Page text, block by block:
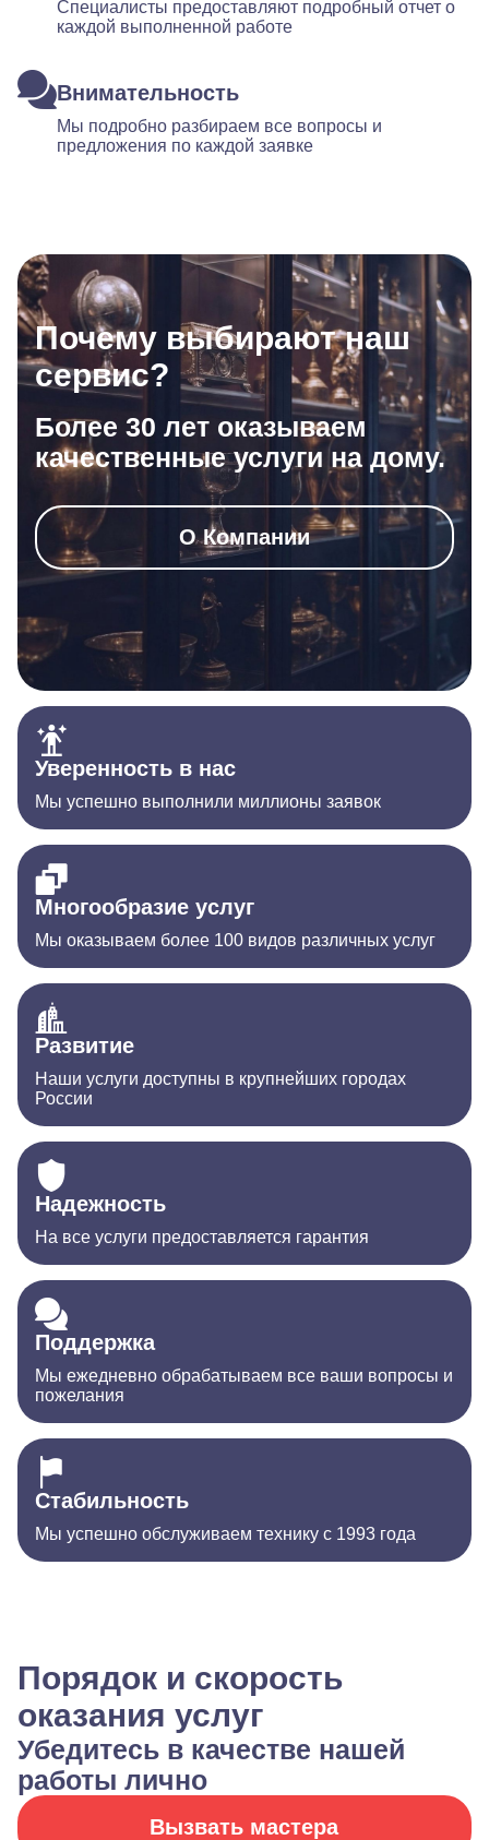
Специалисты предоставляют подробный отчет о
каждой выполненной работе
Внимательность
Мы подробно разбираем все вопросы и
предложения по каждой заявке
Почему выбирают наш
сервис?
Более 30 лет оказываем
качественные услуги на дому.
О Компании
Уверенность в нас
Мы успешно выполнили миллионы заявок
Многообразие услуг
Мы оказываем более 100 видов различных услуг
Развитие
Наши услуги доступны в крупнейших городах
России
Надежность
На все услуги предоставляется гарантия
Поддержка
Мы ежедневно обрабатываем все ваши вопросы и
пожелания
Стабильность
Мы успешно обслуживаем технику с 1993 года
Порядок и скорость
оказания услуг
Убедитесь в качестве нашей
работы лично
Вызвать мастера